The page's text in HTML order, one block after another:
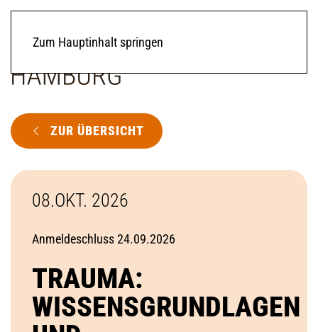
Zum Hauptinhalt springen
ZUR ÜBERSICHT
08.OKT. 2026
Anmeldeschluss 24.09.2026
TRAUMA:
WISSENSGRUNDLAGEN